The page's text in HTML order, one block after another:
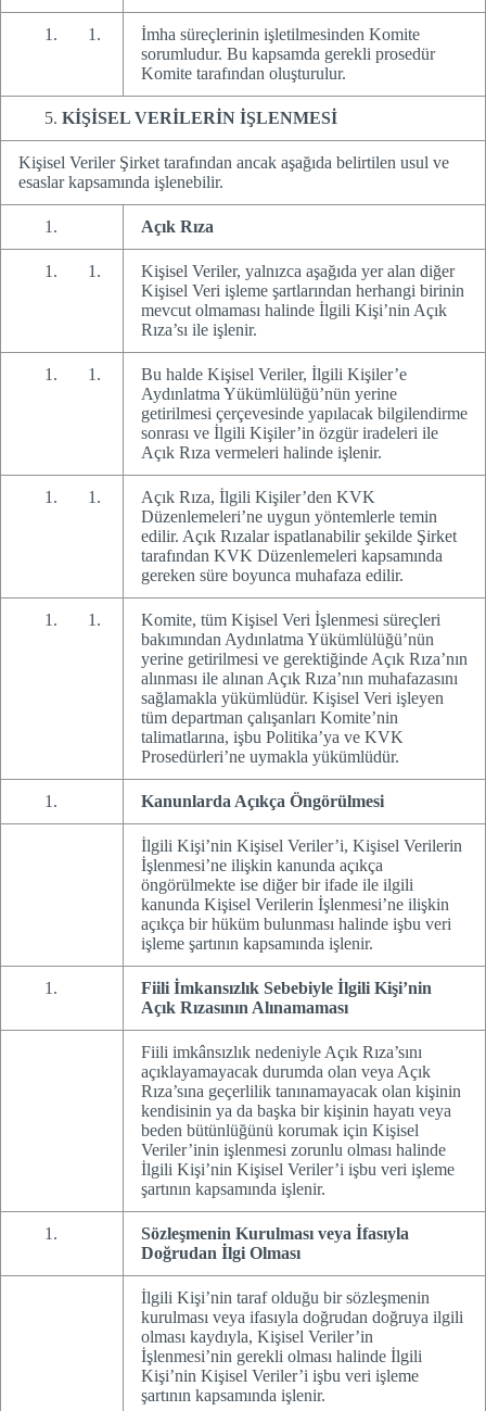
İmha süreçlerinin işletilmesinden Komite
sorumludur. Bu kapsamda gerekli prosedür
Komite tarafından oluşturulur.
KİŞİSEL VERİLERİN İŞLENMESİ
Kişisel Veriler Şirket tarafından ancak aşağıda belirtilen usul ve
esaslar kapsamında işlenebilir.
Açık Rıza
Kişisel Veriler, yalnızca aşağıda yer alan diğer
Kişisel Veri işleme şartlarından herhangi birinin
mevcut olmaması halinde İlgili Kişi’nin Açık
Rıza’sı ile işlenir.
Bu halde Kişisel Veriler, İlgili Kişiler’e
Aydınlatma Yükümlülüğü’nün yerine
getirilmesi çerçevesinde yapılacak bilgilendirme
sonrası ve İlgili Kişiler’in özgür iradeleri ile
Açık Rıza vermeleri halinde işlenir.
Açık Rıza, İlgili Kişiler’den KVK
Düzenlemeleri’ne uygun yöntemlerle temin
edilir. Açık Rızalar ispatlanabilir şekilde Şirket
tarafından KVK Düzenlemeleri kapsamında
gereken süre boyunca muhafaza edilir.
Komite, tüm Kişisel Veri İşlenmesi süreçleri
bakımından Aydınlatma Yükümlülüğü’nün
yerine getirilmesi ve gerektiğinde Açık Rıza’nın
alınması ile alınan Açık Rıza’nın muhafazasını
sağlamakla yükümlüdür. Kişisel Veri işleyen
tüm departman çalışanları Komite’nin
talimatlarına, işbu Politika’ya ve KVK
Prosedürleri’ne uymakla yükümlüdür.
Kanunlarda Açıkça Öngörülmesi
İlgili Kişi’nin Kişisel Veriler’i, Kişisel Verilerin
İşlenmesi’ne ilişkin kanunda açıkça
öngörülmekte ise diğer bir ifade ile ilgili
kanunda Kişisel Verilerin İşlenmesi’ne ilişkin
açıkça bir hüküm bulunması halinde işbu veri
işleme şartının kapsamında işlenir.
Fiili İmkansızlık Sebebiyle İlgili Kişi’nin
Açık Rızasının Alınamaması
Fiili imkânsızlık nedeniyle Açık Rıza’sını
açıklayamayacak durumda olan veya Açık
Rıza’sına geçerlilik tanınamayacak olan kişinin
kendisinin ya da başka bir kişinin hayatı veya
beden bütünlüğünü korumak için Kişisel
Veriler’inin işlenmesi zorunlu olması halinde
İlgili Kişi’nin Kişisel Veriler’i işbu veri işleme
şartının kapsamında işlenir.
Sözleşmenin Kurulması veya İfasıyla
Doğrudan İlgi Olması
İlgili Kişi’nin taraf olduğu bir sözleşmenin
kurulması veya ifasıyla doğrudan doğruya ilgili
olması kaydıyla, Kişisel Veriler’in
İşlenmesi’nin gerekli olması halinde İlgili
Kişi’nin Kişisel Veriler’i işbu veri işleme
şartının kapsamında işlenir.